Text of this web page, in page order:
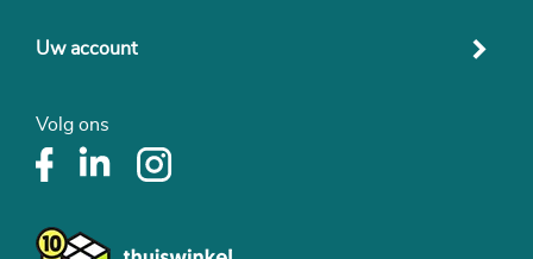
Uw account
Volg ons